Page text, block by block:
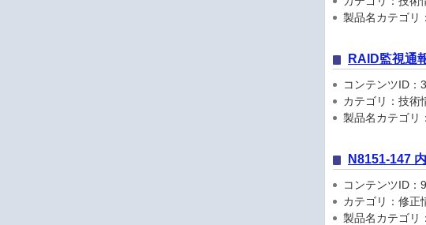
製品名カテゴリ
RAID監視通
コンテンツID：
カテゴリ：技術
製品名カテゴリ
N8151-147
コンテンツID：
カテゴリ：修正
製品名カテゴリ